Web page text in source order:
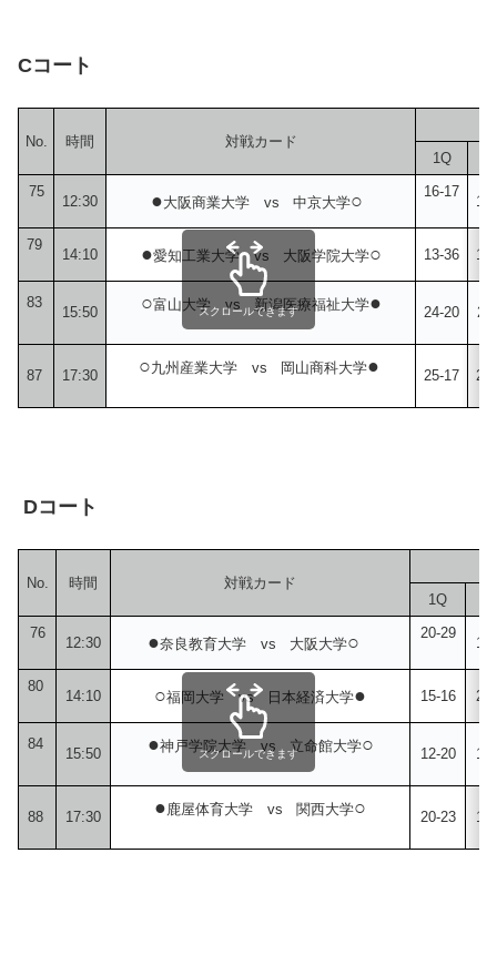
Cコート
No. 時間
対戦カード
1Q
75
12:30 ●大阪商業大学 vs 中京大学○ 16-17
79
14:10 ●愛知工業大学 vs 大阪学院大学○ 13-36
83
15:50 ○富山大学 vs 新潟医療福祉大学● 24-20
87 17:30 ○九州産業大学 vs 岡山商科大学● 25-17
スクロールできます
Dコート
No. 時間
対戦カード
1Q
76
12:30 ●奈良教育大学 vs 大阪大学○ 20-29
80
14:10 ○福岡大学 vs 日本経済大学● 15-16
84
15:50 ●神戸学院大学 vs 立命館大学○ 12-20
88 17:30 ●鹿屋体育大学 vs 関西大学○ 20-23
スクロールできます